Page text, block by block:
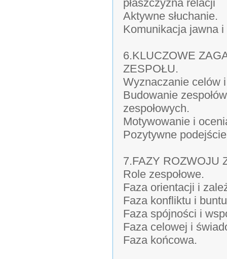
płaszczyzna relacji
Aktywne słuchanie.
Komunikacja jawna i
6.KLUCZOWE
ZESPOŁU.
Wyznaczanie celów
Budowanie
zespołowych.
Motywowanie i
Pozytywne
7.FAZY ROZWOJU
Role zespołowe.
Faza orientacji i
Faza konfliktu i
Faza spójności i
Faza celowej i
Faza końcowa.